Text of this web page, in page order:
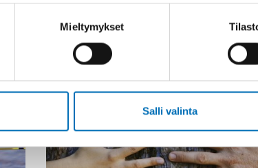
Mieltymykset
Salli valinta